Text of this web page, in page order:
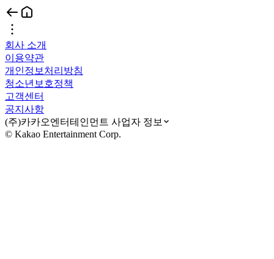
회사 소개
이용약관
개인정보처리방침
청소년보호정책
고객센터
공지사항
(주)카카오엔터테인먼트 사업자 정보
© Kakao Entertainment Corp.